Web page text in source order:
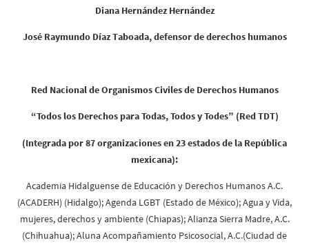
Diana Hernández Hernández
José Raymundo Díaz Taboada, defensor de derechos humanos
Red Nacional de Organismos Civiles de Derechos Humanos
“Todos los Derechos para Todas, Todos y Todes” (Red TDT)
(Integrada por 87 organizaciones en 23 estados de la República
mexicana):
Academia Hidalguense de Educación y Derechos Humanos A.C.
(ACADERH) (Hidalgo); Agenda LGBT (Estado de México); Agua y Vida,
mujeres, derechos y ambiente (Chiapas); Alianza Sierra Madre, A.C.
(Chihuahua); Aluna Acompañamiento Psicosocial, A.C.(Ciudad de